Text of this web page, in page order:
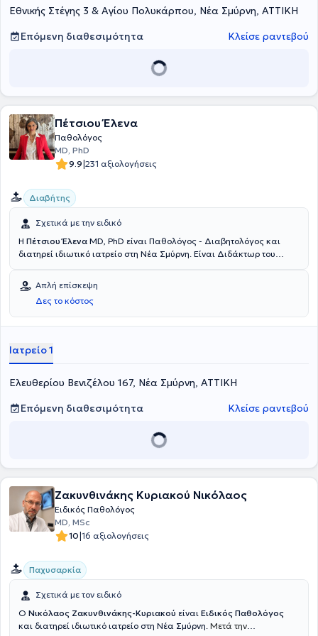
Εθνικής Στέγης 3 & Αγίου Πολυκάρπου, Νέα Σμύρνη, ΑΤΤΙΚΗ
Επόμενη διαθεσιμότητα
Κλείσε ραντεβού
Πέτσιου Έλενα
Παθολόγος
MD, PhD
9.9|231 αξιολογήσεις
Διαβήτης
Σχετικά με την ειδικό
Η Πέτσιου Έλενα MD, PhD είναι Παθολόγος - Διαβητολόγος και
διατηρεί ιδιωτικό ιατρείο στη Νέα Σμύρνη. Είναι Διδάκτωρ του
πτυχίο Iατρικής από το Πανεπιστήμιο L’Aquila της Ιταλίας. Έχει
εξειδικευτεί στον Σακχαρώδη Διαβήτη στο Πανεπιστημιακό Γενικό
Νοσοκομείο "Αττικόν". Παράλληλα με το ιατρείο της είναι
Διευθύντρια της Παθολογικής Κλινικής στο Metropolitan Hospital
Ντυνάν" Hospital Center, ενώ έχει εργαστεί και ως Παθολόγος -
Διαβητολόγος στα Νοσοκομεία Queens και στο Blackpool Teaching
υπέρταση, στην δυσλιπιδαιμία και εξειδίκευση​ στο​ ​​σακχαρώδη​ ​
Ελληνικής Διαβητολογικής Εταιρείας, της Ελληνικής Εταιρείας
Απλή επίσκεψη
Δες το κόστος
Ιατρείο 1
Ελευθερίου Βενιζέλου 167, Νέα Σμύρνη, ΑΤΤΙΚΗ
Επόμενη διαθεσιμότητα
Κλείσε ραντεβού
Ζακυνθινάκης Κυριακού Νικόλαος
Ειδικός Παθολόγος
MD, MSc
10|16 αξιολογήσεις
Παχυσαρκία
Σχετικά με τον ειδικό
Ο Νικόλαος Ζακυνθινάκης-Κυριακού είναι Ειδικός Παθολόγος
και διατηρεί ιδιωτικό ιατρείο στη Νέα Σμύρνη. Μετά την